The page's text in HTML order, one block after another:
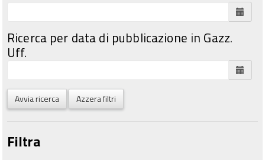
Ricerca per data di pubblicazione in Gazz.
Uff.
Avvia ricerca Azzera filtri
Filtra